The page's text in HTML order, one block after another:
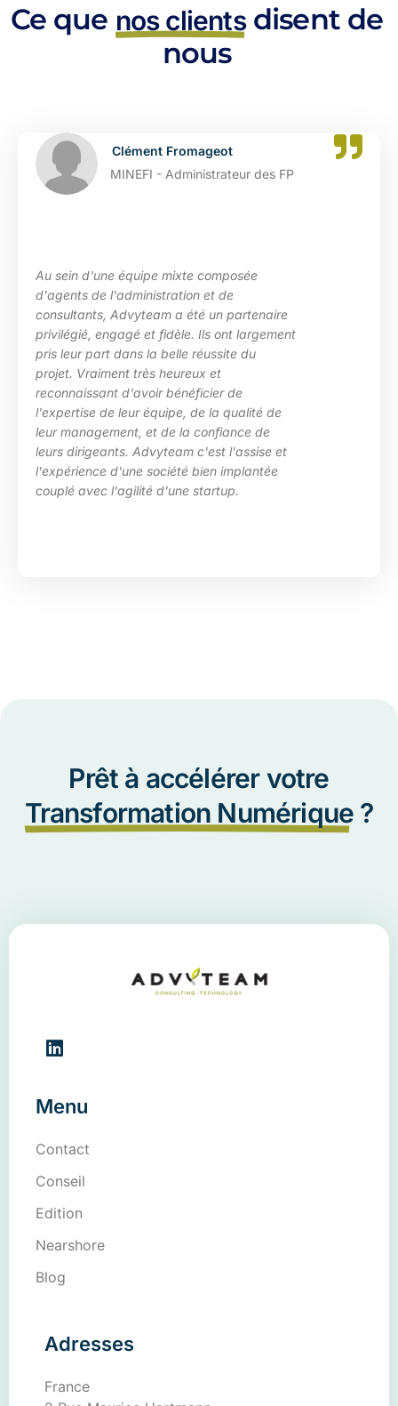
Ce que nos clientsdisent de
nous
Fromageot
- Administrateur des FP
mixte composée
et de
a été un partenaire
fidèle. Ils ont largement
la belle réussite du
heureux et
bénéficier de
équipe, de la qualité de
et de la confiance de
c'est l'assise et
société bien implantée
d'une startup.
Prêt à accélérer votre
Transformation Numérique ?
Menu
Contact
Conseil
Edition
Nearshore
Blog
Adresses
France